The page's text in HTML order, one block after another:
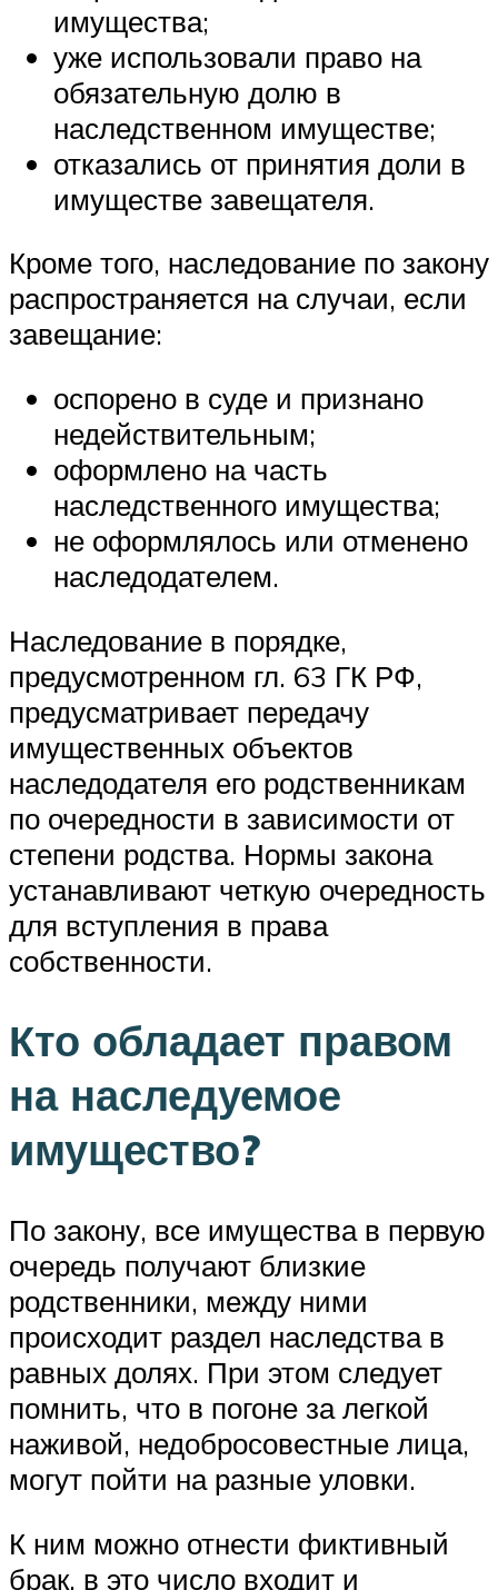
имущества;
уже использовали право на
обязательную долю в
наследственном имуществе;
отказались от принятия доли в
имуществе завещателя.
Кроме того, наследование по закону
распространяется на случаи, если
завещание:
оспорено в суде и признано
недействительным;
оформлено на часть
наследственного имущества;
не оформлялось или отменено
наследодателем.
Наследование в порядке,
предусмотренном гл. 63 ГК РФ,
предусматривает передачу
имущественных объектов
наследодателя его родственникам
по очередности в зависимости от
степени родства. Нормы закона
устанавливают четкую очередность
для вступления в права
собственности.
Кто обладает правом
на наследуемое
имущество?
По закону, все имущества в первую
очередь получают близкие
родственники, между ними
происходит раздел наследства в
равных долях. При этом следует
помнить, что в погоне за легкой
наживой, недобросовестные лица,
могут пойти на разные уловки.
К ним можно отнести фиктивный
брак, в это число входит и